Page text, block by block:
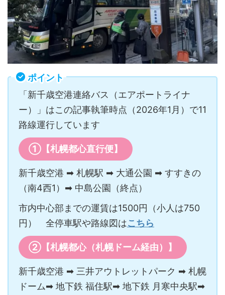
ポイント
「新千歳空港連絡バス（エアポートライナ
ー）」はこの記事執筆時点（2026年1月）で11
路線運行しています
①【札幌都心直行便】
新千歳空港 ➡ 札幌駅 ➡ 大通公園 ➡ すすきの
（南4西1）➡ 中島公園（終点）
市内中心部までの運賃は1500円（小人は750
円） 全停車駅や路線図はこちら
②【札幌都心（札幌ドーム経由）】
新千歳空港 ➡ 三井アウトレットパーク ➡ 札幌
ドーム➡ 地下鉄 福住駅➡ 地下鉄 月寒中央駅➡